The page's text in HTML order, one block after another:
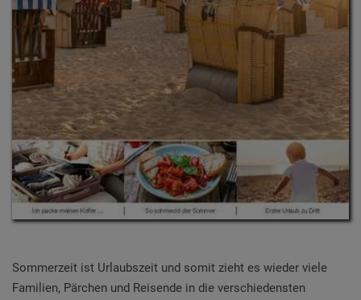
Sommerzeit ist Urlaubszeit und somit zieht es wieder viele
Familien, Pärchen und Reisende in die verschiedensten